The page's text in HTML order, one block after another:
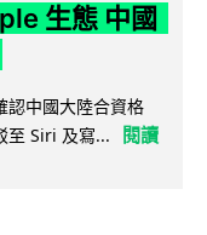
生態 中國
中國大陸合資格
至 Siri 及寫...
閱讀